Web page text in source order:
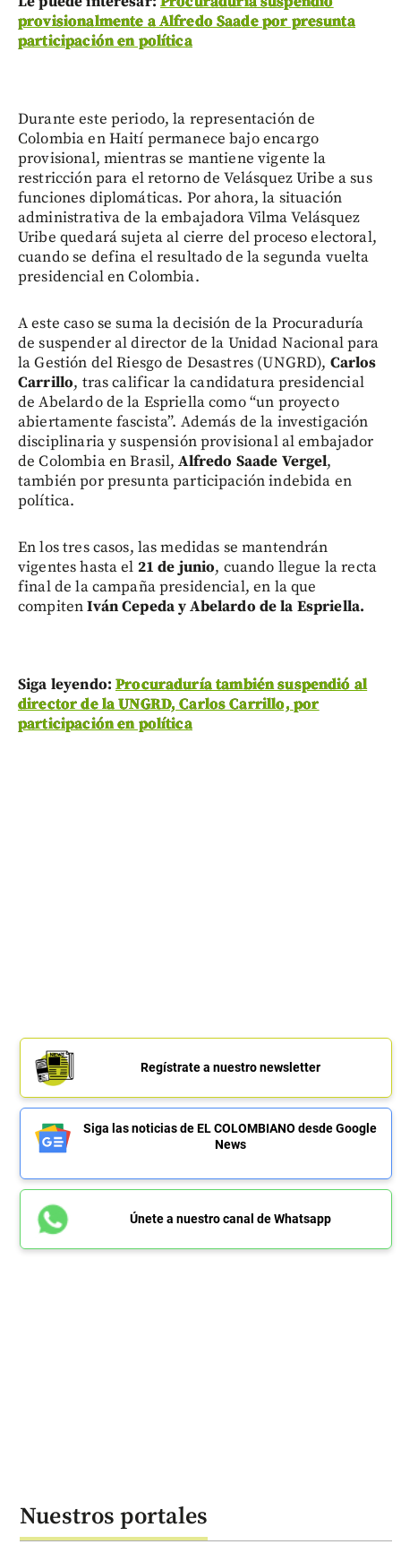
provisionalmente a Alfredo Saade por presunta
participación en política
Durante este periodo, la representación de
Colombia en Haití permanece bajo encargo
provisional, mientras se mantiene vigente la
restricción para el retorno de Velásquez Uribe a sus
funciones diplomáticas. Por ahora, la situación
administrativa de la embajadora Vilma Velásquez
Uribe quedará sujeta al cierre del proceso electoral,
cuando se defina el resultado de la segunda vuelta
presidencial en Colombia.
A este caso se suma la decisión de la Procuraduría
de suspender al director de la Unidad Nacional para
la Gestión del Riesgo de Desastres (UNGRD), Carlos
Carrillo, tras calificar la candidatura presidencial
de Abelardo de la Espriella como “un proyecto
abiertamente fascista”. Además de la investigación
disciplinaria y suspensión provisional al embajador
de Colombia en Brasil,Alfredo Saade Vergel,
también por presunta participación indebida en
política.
En los tres casos, las medidas se mantendrán
vigentes hasta el 21 de junio, cuando llegue la recta
final de la campaña presidencial, en la que
compitenIván Cepeda y Abelardo de la Espriella.
Siga leyendo:Procuraduría también suspendió al
director de la UNGRD, Carlos Carrillo, por
participación en política
Regístrate a nuestro newsletter
Siga las noticias de EL COLOMBIANO desde Google
News
Únete a nuestro canal de Whatsapp
Nuestros portales